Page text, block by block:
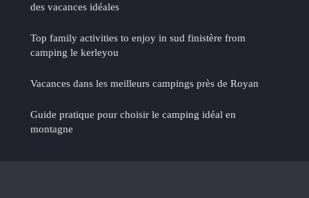
des vacances idéales
Top family activities to enjoy in sud finistère from
camping le kerleyou
Vacances dans les meilleurs campings près de Royan
Guide pratique pour choisir le camping idéal en
montagne